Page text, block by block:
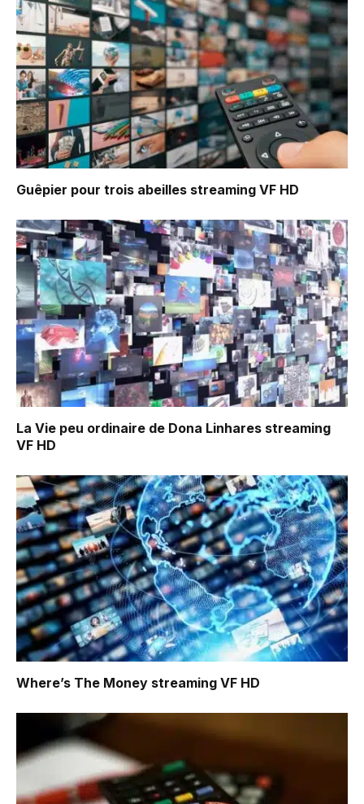
Guêpier pour trois abeilles streaming VF HD
La Vie peu ordinaire de Dona Linhares streaming
VF HD
Where’s The Money streaming VF HD